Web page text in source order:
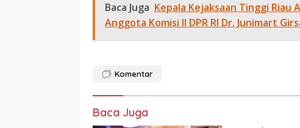
Baca Juga Kepala Kejaksaan Tinggi Riau
Anggota Komisi II DPR RI Dr. Junimart
Komentar
Baca Juga